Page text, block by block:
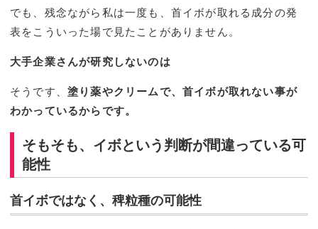
でも、残念ながら私は一度も、首イボが取れる成分の発
表をこういった場で見たことがありません。
大手企業さんが研究しないのは
そうです、 塗り薬やクリームで、首イボが取れない事が
わかっているからです。
そもそも、イボという判断が間違っている可
能性
首イボではなく、稗粒種の可能性